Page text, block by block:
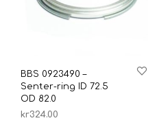
BBS 0923490 –
Senter-ring ID 72.5
OD 82.0
kr324.00